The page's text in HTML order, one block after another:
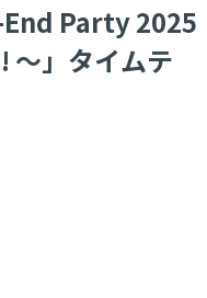
Party 2025
～」タイムテ